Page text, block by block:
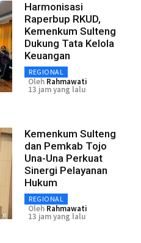
Harmonisasi
Raperbup RKUD,
Kemenkum Sulteng
Dukung Tata Kelola
Keuangan
REGIONAL
Oleh Rahmawati
13 jam yang lalu
Kemenkum Sulteng
dan Pemkab Tojo
Una-Una Perkuat
Sinergi Pelayanan
Hukum
REGIONAL
Oleh Rahmawati
13 jam yang lalu